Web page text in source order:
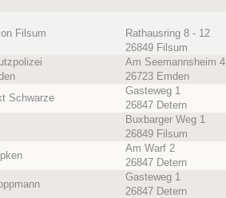
Filsum
Rathausring 8 - 12
26849 Filsum
Am Seemannsheim 4
26723 Emden
Schwarze
Gasteweg 1
26847 Detern
Buxbarger Weg 1
26849 Filsum
Am Warf 2
26847 Detern
Gasteweg 1
26847 Detern